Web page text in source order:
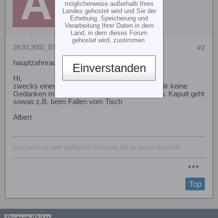
#2
28.03.2002, 07:49
hauptzahnrad
Hi,
zwecks einem Eck von einem Zahn musst du dir keine
Gedanken machen, d.h einfach weiter benutzen. Kaputt geht
sowas z.B. beim Fallen vom Tisch
Albert
Das Leben ist sehr gefährlich. Bis heute hat es keiner überlebt!!
Top
möglicherweise außerhalb Ihres
Landes gehostet wird und Sie der
Erhebung, Speicherung und
Verarbeitung Ihrer Daten in dem
Land, in dem dieses Forum
gehostet wird, zustimmen.
Einverstanden